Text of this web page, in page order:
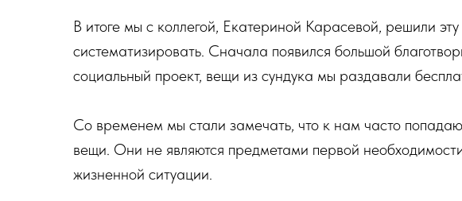
В итоге мы с коллегой, Екатериной Карасевой, решили
систематизировать. Сначала появился большой
социальный проект, вещи из сундука мы раздавали
Со временем мы стали замечать, что к нам часто
вещи. Они не являются предметами первой
жизненной ситуации.